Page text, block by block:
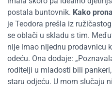
postala buntovnik. Kako
je Teodora prešla iz
se oblači u skladu s tim.
nije imao nijednu prodavnicu
odeću. Ona dodaje:
roditelji u mladosti bili
staru odjeću. U mom slučaju